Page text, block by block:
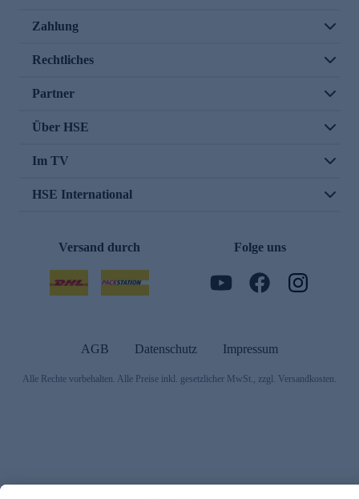
Zahlung
Rechtliches
Partner
Über HSE
Im TV
HSE International
Versand durch Folge uns
AGB Datenschutz Impressum
Alle Rechte vorbehalten. Alle Preise inkl. gesetzlicher MwSt., zzgl. Versandkosten.